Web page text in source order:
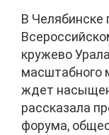
В Челябинске
кружево
масштабного
ждет
рассказала
форума,